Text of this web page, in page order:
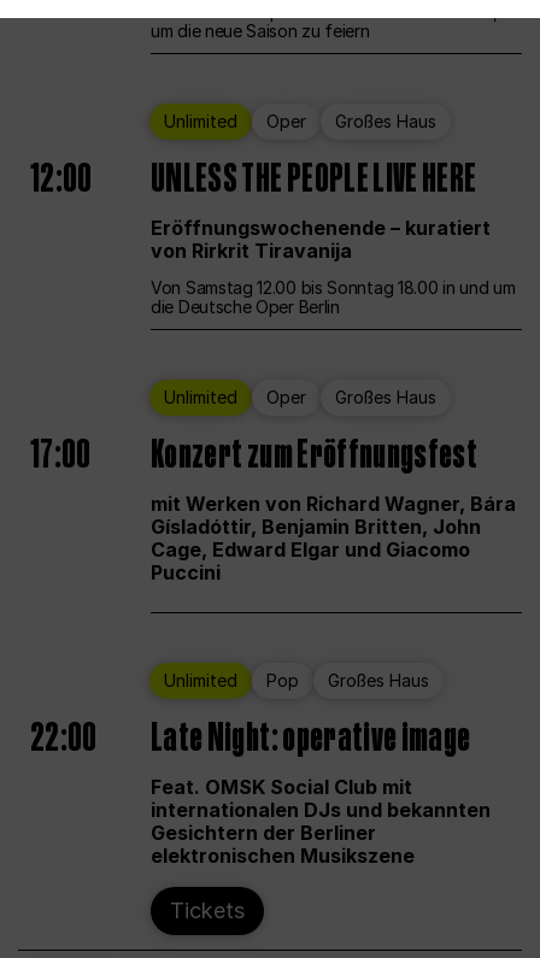
um die neue Saison zu feiern
Unlimited Oper Großes Haus
12:00 UNLESS THE PEOPLE LIVE HERE
Eröffnungswochenende – kuratiert
von Rirkrit Tiravanija
Von Samstag 12.00 bis Sonntag 18.00 in und um
die Deutsche Oper Berlin
Unlimited Oper Großes Haus
17:00 Konzert zum Eröffnungsfest
mit Werken von Richard Wagner, Bára
Gísladóttir, Benjamin Britten, John
Cage, Edward Elgar und Giacomo
Puccini
Unlimited Pop Großes Haus
22:00 Late Night: operative image
Feat. OMSK Social Club mit
internationalen DJs und bekannten
Gesichtern der Berliner
elektronischen Musikszene
Tickets